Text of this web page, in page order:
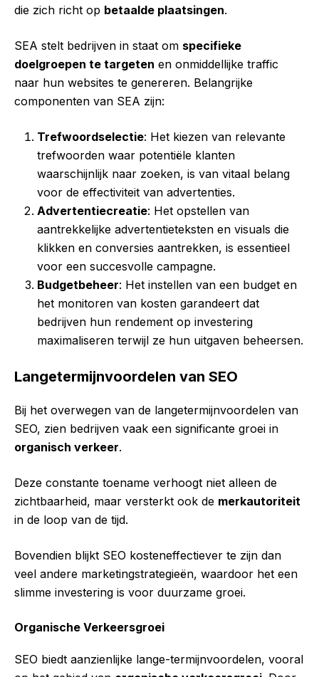
die zich richt op betaalde plaatsingen.
SEA stelt bedrijven in staat om specifieke
doelgroepen te targeten en onmiddellijke traffic
naar hun websites te genereren. Belangrijke
componenten van SEA zijn:
Trefwoordselectie: Het kiezen van relevante
trefwoorden waar potentiële klanten
waarschijnlijk naar zoeken, is van vitaal belang
voor de effectiviteit van advertenties.
Advertentiecreatie: Het opstellen van
aantrekkelijke advertentieteksten en visuals die
klikken en conversies aantrekken, is essentieel
voor een succesvolle campagne.
Budgetbeheer: Het instellen van een budget en
het monitoren van kosten garandeert dat
bedrijven hun rendement op investering
maximaliseren terwijl ze hun uitgaven beheersen.
Langetermijnvoordelen van SEO
Bij het overwegen van de langetermijnvoordelen van
SEO, zien bedrijven vaak een significante groei in
organisch verkeer.
Deze constante toename verhoogt niet alleen de
zichtbaarheid, maar versterkt ook de merkautoriteit
in de loop van de tijd.
Bovendien blijkt SEO kosteneffectiever te zijn dan
veel andere marketingstrategieën, waardoor het een
slimme investering is voor duurzame groei.
Organische Verkeersgroei
SEO biedt aanzienlijke lange-termijnvoordelen, vooral